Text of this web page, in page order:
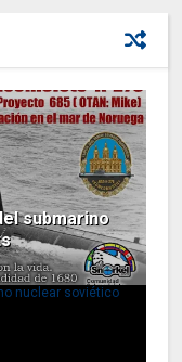
submarino